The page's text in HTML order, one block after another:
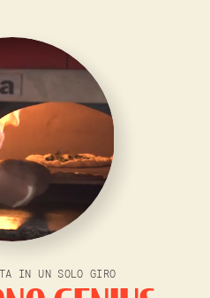
IN UN SOLO GIRO